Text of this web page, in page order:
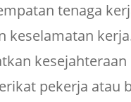
tenaga
keselamatan
pekerja atau